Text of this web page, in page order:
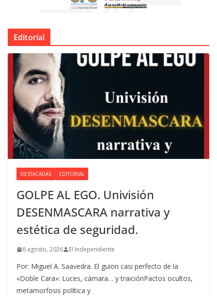
Editorial
DESTACADAS EDITORIAL
GOLPE AL EGO. Univisión
DESENMASCARA narrativa y
estética de seguridad.
6 agosto, 2026 El Independiente
Por: Miguel A. Saavedra. El guion casi perfecto de la
«Doble Cara»: Luces, cámara… y traiciónPactos ocultos,
metamorfosis política y